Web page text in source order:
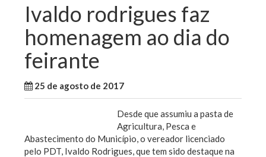
Ivaldo rodrigues faz
homenagem ao dia do
feirante
25 de agosto de 2017
Desde que assumiu a pasta de
Agricultura, Pesca e
Abastecimento do Município, o vereador licenciado
pelo PDT, Ivaldo Rodrigues, que tem sido destaque na